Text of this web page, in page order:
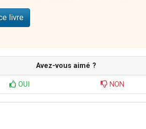
livre
Avez-vous aimé ?
OUI NON